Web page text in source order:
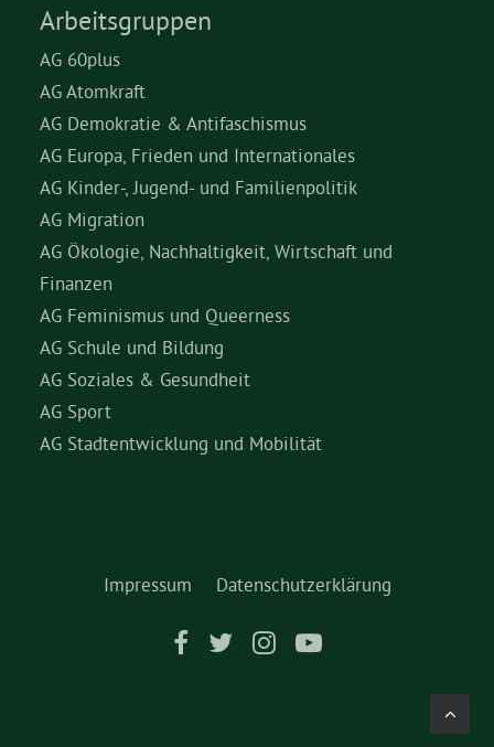
Arbeitsgruppen
AG 60plus
AG Atomkraft
AG Demokratie & Antifaschismus
AG Europa, Frieden und Internationales
AG Kinder-, Jugend- und Familienpolitik
AG Migration
AG Ökologie, Nachhaltigkeit, Wirtschaft und
Finanzen
AG Feminismus und Queerness
AG Schule und Bildung
AG Soziales & Gesundheit
AG Sport
AG Stadtentwicklung und Mobilität
Impressum Datenschutzerklärung